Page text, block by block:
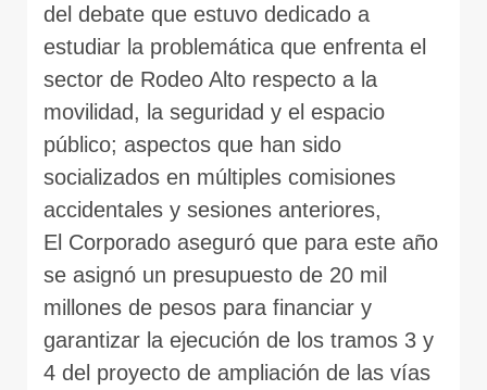
del debate que estuvo dedicado a
estudiar la problemática que enfrenta el
sector de Rodeo Alto respecto a la
movilidad, la seguridad y el espacio
público; aspectos que han sido
socializados en múltiples comisiones
accidentales y sesiones anteriores,
El Corporado aseguró que para este año
se asignó un presupuesto de 20 mil
millones de pesos para financiar y
garantizar la ejecución de los tramos 3 y
4 del proyecto de ampliación de las vías